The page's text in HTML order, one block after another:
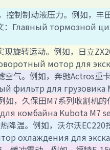
制制动液压力。例如，丰
：Главный тормозной
旋转运动。例如，日立
мотор для
气。例如，奔驰Actros重
фильтр для грузовика
，久保田M7系列收割机
комбайна Kubota M7
温。例如，沃尔沃EC220
охлаждения для